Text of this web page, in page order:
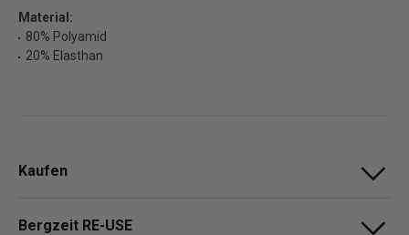
Material:
80% Polyamid
20% Elasthan
Kaufen
Bergzeit RE-USE